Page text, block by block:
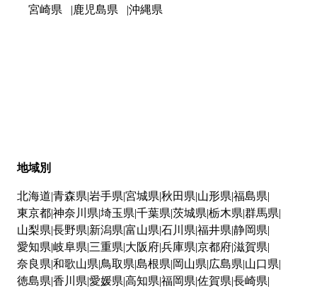
宮崎県
鹿児島県 沖縄県
地域別
北海道 青森県 岩手県 宮城県 秋田県 山形県 福島県
東京都神奈川県 埼玉県 千葉県 茨城県 栃木県 群馬県
山梨県 長野県 新潟県 富山県 石川県 福井県 静岡県
愛知県 岐阜県 三重県 大阪府兵庫県 京都府滋賀県
奈良県 和歌山県 鳥取県 島根県 岡山県 広島県 山口県
徳島県 香川県 愛媛県 高知県 福岡県 佐賀県 長崎県